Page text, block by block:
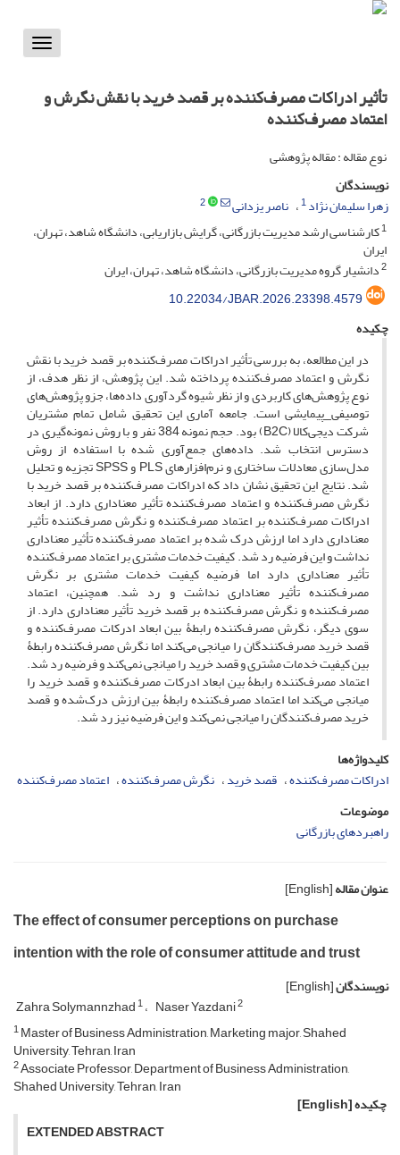
Toggle
تأثیر ادراکات مصرف‌کننده بر قصد خرید با نقش نگرش و
اعتماد مصرف‌کننده
نوع مقاله : مقاله پژوهشی
نویسندگان
زهرا سلیمان نژاد1 ناصر یزدانی
2
1کارشناسی ارشد مدیریت بازرگانی، گرایش بازاریابی، دانشگاه شاهد، تهران،
ایران
2دانشیار گروه مدیریت بازرگانی، دانشگاه شاهد، تهران، ایران
10.22034/JBAR.2026.23398.4579
چکیده
در این مطالعه، به بررسی تأثیر ادراکات مصرف‌کننده بر قصد خرید با نقش
نگرش و اعتماد مصرف‌کننده پرداخته شد. این پژوهش، از نظر هدف، از
نوع پژوهش‌های کاربردی و از نظر شیوه گردآوری داده‌ها، جزو پژوهش‌های
توصیفی_پیمایشی است. جامعه آماری این تحقیق شامل تمام مشتریان
شرکت دیجی‌کالا (B2C) بود. حجم نمونه 384 نفر و با روش نمونه‌گیری در
دسترس انتخاب شد. داده‌های جمع‌آوری شده با استفاده از روش
مدل‌سازی معادلات ساختاری و نرم‌افزارهای PLS و SPSS تجزیه و تحلیل
شد. نتایج این تحقیق نشان داد که ادراکات مصرف‌کننده بر قصد خرید با
نگرش مصرف‌کننده و اعتماد مصرف‌کننده تأثیر معناداری دارد. از ابعاد
ادراکات مصرف‌کننده بر اعتماد مصرف‌کننده و نگرش مصرف‌کننده تأثیر
معناداری دارد اما ارزش درک شده بر اعتماد مصرف‌کننده تأثیر معناداری
نداشت و این فرضیه رد شد. کیفیت خدمات مشتری بر اعتماد مصرف‌کننده
تأثیر معناداری دارد اما فرضیه کیفیت خدمات مشتری بر نگرش
مصرف‌کننده تأثیر معناداری نداشت و رد شد. همچنین، اعتماد
مصرف‌کننده و نگرش مصرف‌کننده بر قصد خرید تأثیر معناداری دارد. از
سوی دیگر، نگرش مصرف‌کننده رابطۀ بین ابعاد ادرکات مصرف‌کننده و
قصد خرید مصرف‌کنندگان را میانجی می‌کند اما نگرش مصرف‌کننده رابطۀ
بین کیفیت خدمات مشتری و قصد خرید را میانجی نمی‌کند و فرضیه رد شد.
اعتماد مصرف‌کننده رابطۀ بین ابعاد ادرکات مصرف‌کننده و قصد خرید را
میانجی می‌کند اما اعتماد مصرف‌کننده رابطۀ بین ارزش درک‌شده و قصد
خرید مصرف‌کنندگان را میانجی نمی‌کند و این فرضیه نیز رد شد.
کلیدواژه‌ها
ادراکات مصرف‌کننده قصد خرید نگرش مصرف‌کننده اعتماد مصرف‌کننده
موضوعات
راهبردهای بازرگانی
عنوان مقاله[English]
The effect of consumer perceptions on purchase
intention with the role of consumer attitude and trust
نویسندگان[English]
Zahra Solymannzhad1 Naser Yazdani2
1Master of Business Administration, Marketing major, Shahed
University, Tehran, Iran
2Associate Professor, Department of Business Administration,
Shahed University, Tehran, Iran
چکیده[English]
EXTENDED ABSTRACT